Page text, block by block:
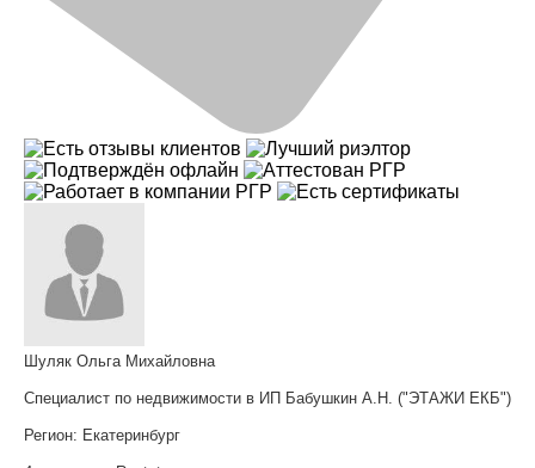
Шуляк Ольга Михайловна
Специалист по недвижимости в ИП Бабушкин А.Н. ("ЭТАЖИ ЕКБ")
Регион: Екатеринбург